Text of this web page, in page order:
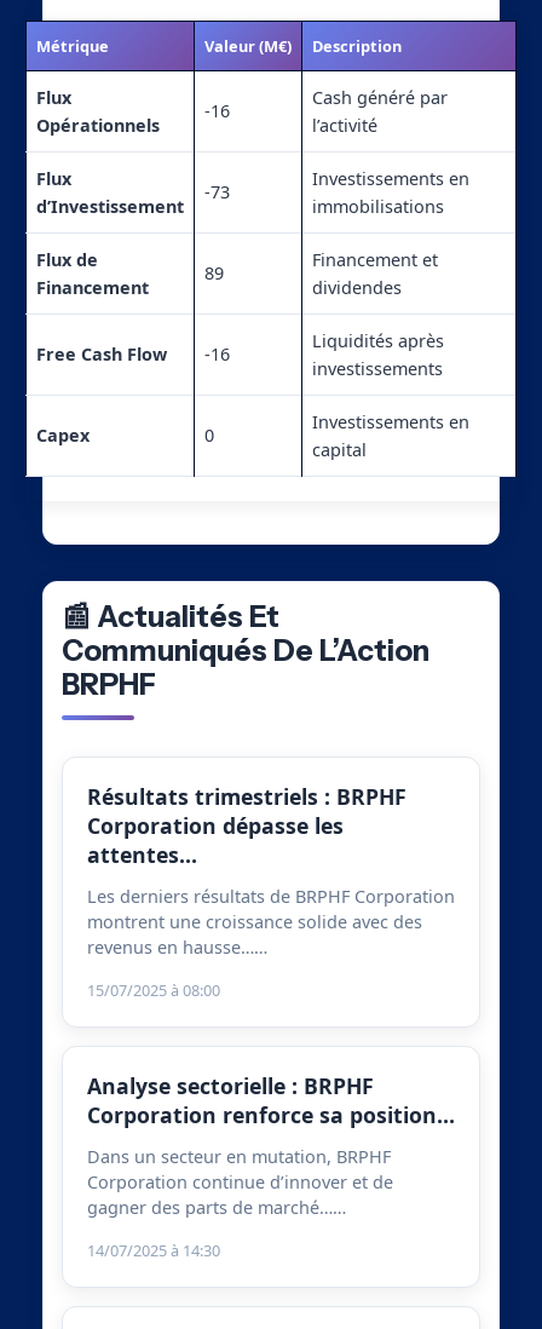
Métrique Valeur (M€) Description
Flux
Opérationnels
-16
Cash généré par
l’activité
Flux
d’Investissement
-73
Investissements en
immobilisations
Flux de
Financement
89
Financement et
dividendes
Free Cash Flow -16
Liquidités après
investissements
Capex 0
Investissements en
capital
📰 Actualités Et
Communiqués De L’Action
BRPHF
Résultats trimestriels : BRPHF
Corporation dépasse les
attentes…
Les derniers résultats de BRPHF Corporation
montrent une croissance solide avec des
revenus en hausse……
15/07/2025 à 08:00
Analyse sectorielle : BRPHF
Corporation renforce sa position…
Dans un secteur en mutation, BRPHF
Corporation continue d’innover et de
gagner des parts de marché……
14/07/2025 à 14:30